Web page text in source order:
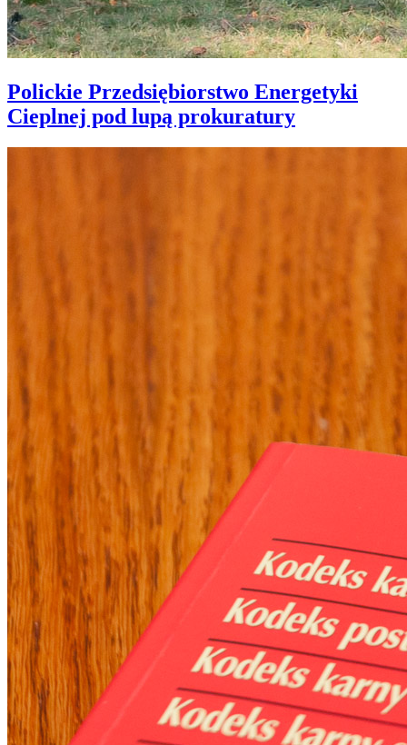
Polickie Przedsiębiorstwo Energetyki
Cieplnej pod lupą prokuratury